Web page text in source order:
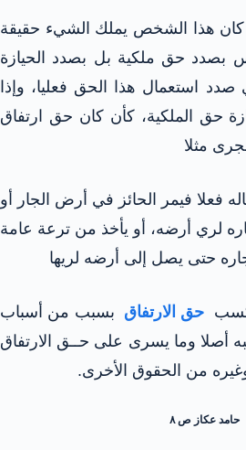
كان هذا الشخص يملك الشيء حقيقة
بصدد حق ملكية بل بصدد الحيازة
صدد استعمال هذا الحق فعليا، وإذا
حق الملكية، كأن كان حق ارتفاق
مثلا
فعلا فيمر الحائز في أرض الجار أو
لري أرضه، أو يأخذ من ترعة عامة
حتى يصل إلى أرضه لريها
كسب حق الارتفاق بسبب من أسباب
أصلا وما يسرى على حــق الارتفاق
من الحقوق الأخرى.
حامد عكاز ص ۸